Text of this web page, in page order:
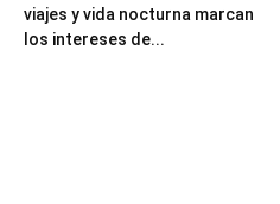
viajes y vida nocturna marcan
los intereses de...